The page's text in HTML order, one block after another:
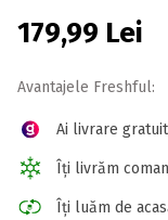
179,99 Lei
Avantajele Freshful:
Ai livrare
Îți livrăm
Îți luăm de